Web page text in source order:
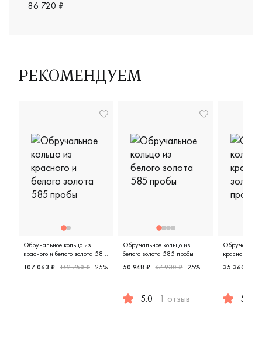
86 720 ₽
РЕКОМЕНДУЕМ
Обручальное кольцо из
красного и белого золота 585
Мужские, парные, красное и белое золото 585 пробы,
107 063 ₽ 142 750 ₽ 25%
Обручальное кольцо из
белого золота 585 пробы
50 948 ₽ 67 930 ₽ 25%
5.0 1 отзыв
красного
35 360 ₽
5.0